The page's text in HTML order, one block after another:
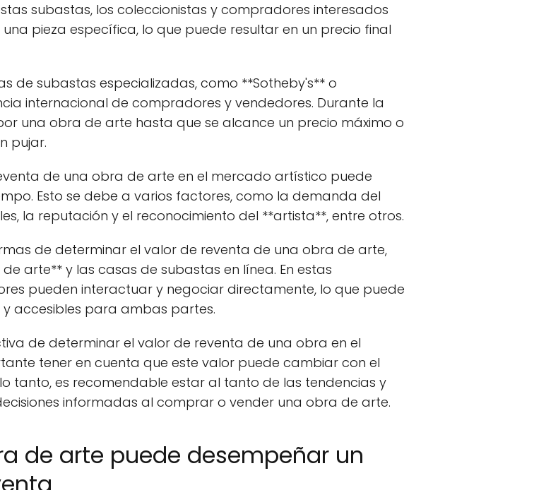
subastas, los coleccionistas y compradores interesados
pieza específica, lo que puede resultar en un precio final
de subastas especializadas, como **Sotheby's** o
internacional de compradores y vendedores. Durante la
una obra de arte hasta que se alcance un precio máximo o
pujar.
de una obra de arte en el mercado artístico puede
Esto se debe a varios factores, como la demanda del
la reputación y el reconocimiento del **artista**, entre otros.
de determinar el valor de reventa de una obra de arte,
arte** y las casas de subastas en línea. En estas
pueden interactuar y negociar directamente, lo que puede
accesibles para ambas partes.
de determinar el valor de reventa de una obra en el
tener en cuenta que este valor puede cambiar con el
tanto, es recomendable estar al tanto de las tendencias y
informadas al comprar o vender una obra de arte.
de arte puede desempeñar un